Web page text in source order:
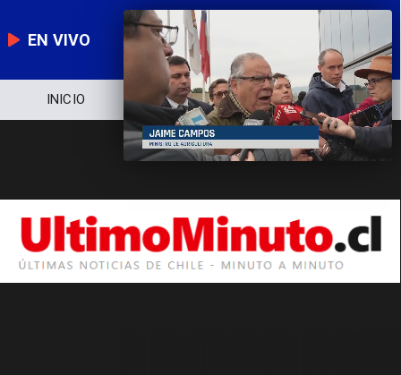
EN VIVO
INICIO NOTICIERO POLÍTICA